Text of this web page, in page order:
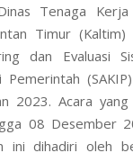
Tenaga
Timur
dan Evaluasi
Pemerintah
2023. Acara
08 Desember
ini dihadiri oleh